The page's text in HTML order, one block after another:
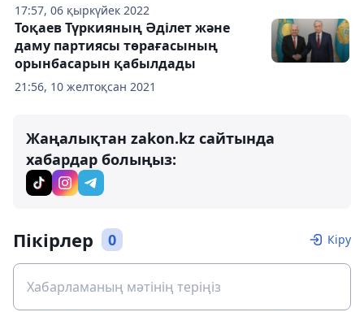
17:57, 06 қыркүйек 2022
21:56, 10 желтоқсан 2021
Тоқаев Түркияның Әділет және
даму партиясы төрағасының
орынбасарын қабылдады
Жаңалықтан zakon.kz сайтында
хабардар болыңыз:
Пікірлер 0 Кіру